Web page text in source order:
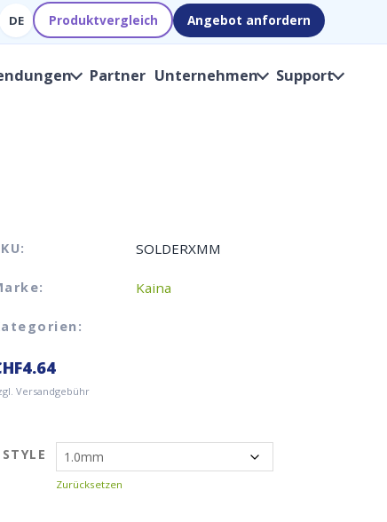
DE Produktvergleich Angebot anfordern
Partner Unternehmen Support
SOLDERXMM
Kaina
4.64
Versandgebühr
STYLE
Zurücksetzen